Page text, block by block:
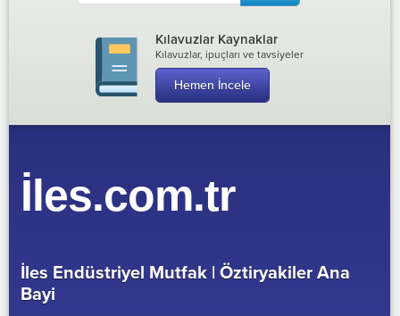
Kılavuzlar Kaynaklar
Kılavuzlar, ipuçları ve tavsiyeler
Hemen İncele
İles.com.tr
İles Endüstriyel Mutfak | Öztiryakiler Ana
Bayi